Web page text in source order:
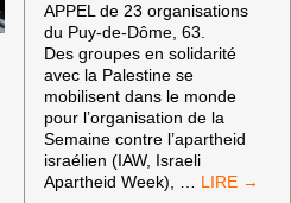
APPEL de 23 organisations
du Puy-de-Dôme, 63.
Des groupes en solidarité
avec la Palestine se
mobilisent dans le monde
pour l’organisation de la
Semaine contre l’apartheid
israélien (IAW, Israeli
Apartheid Week), … SEMAINE